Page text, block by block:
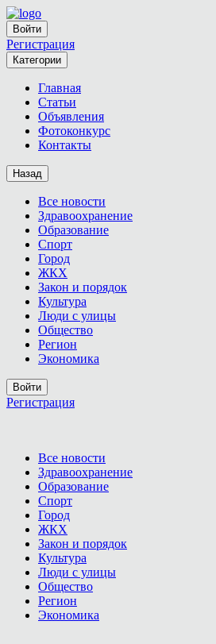
Войти
Регистрация
Категории
Главная
Статьи
Объявления
Фотоконкурс
Контакты
Назад
Все новости
Здравоохранение
Образование
Спорт
Город
ЖКХ
Закон и порядок
Культура
Люди с улицы
Общество
Регион
Экономика
Войти
Регистрация
Все новости
Здравоохранение
Образование
Спорт
Город
ЖКХ
Закон и порядок
Культура
Люди с улицы
Общество
Регион
Экономика